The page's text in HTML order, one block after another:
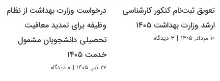
تعویق ثبت‌نام کنکور کارشناسی
ارشد وزارت بهداشت ۱۴۰۵
۱۰ مرداد, ۱۴۰۵ | ۳ دیدگاه
درخواست وزارت بهداشت از نظام
وظیفه برای تمدید معافیت
تحصیلی دانشجویان مشمول
خدمت ۱۴۰۵
۲۷ تیر, ۱۴۰۵ | ۰ دیدگاه